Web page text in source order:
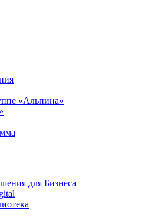
«Альпина»
для Бизнеса